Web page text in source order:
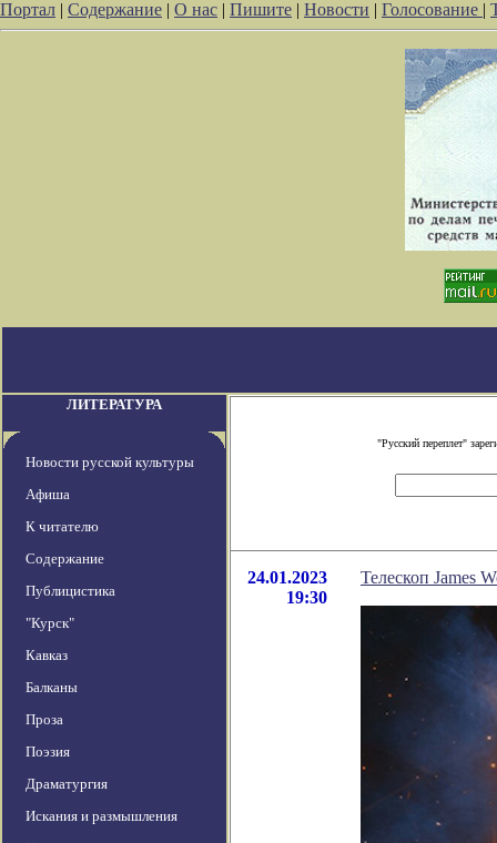
Портал | Содержание | О нас | Пишите | Новости | Голосование |
ЛИТЕРАТУРА
Новости русской культуры
Афиша
К читателю
Содержание
Публицистика
"Курск"
Кавказ
Балканы
Проза
Поэзия
Драматургия
Искания и размышления
"Русский переплет"
24.01.2023
19:30
Телескоп James